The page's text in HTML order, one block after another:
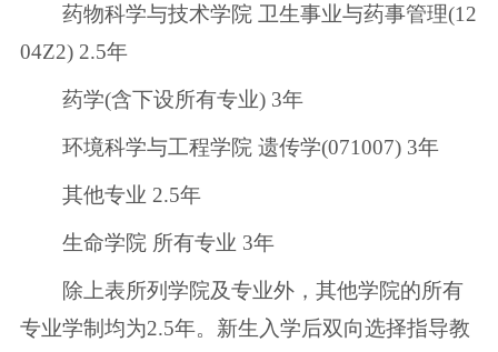
药物科学与技术学院 卫生事业与药事管理(12
04Z2) 2.5年
药学(含下设所有专业) 3年
环境科学与工程学院 遗传学(071007) 3年
其他专业 2.5年
生命学院 所有专业 3年
除上表所列学院及专业外，其他学院的所有
专业学制均为2.5年。新生入学后双向选择指导教